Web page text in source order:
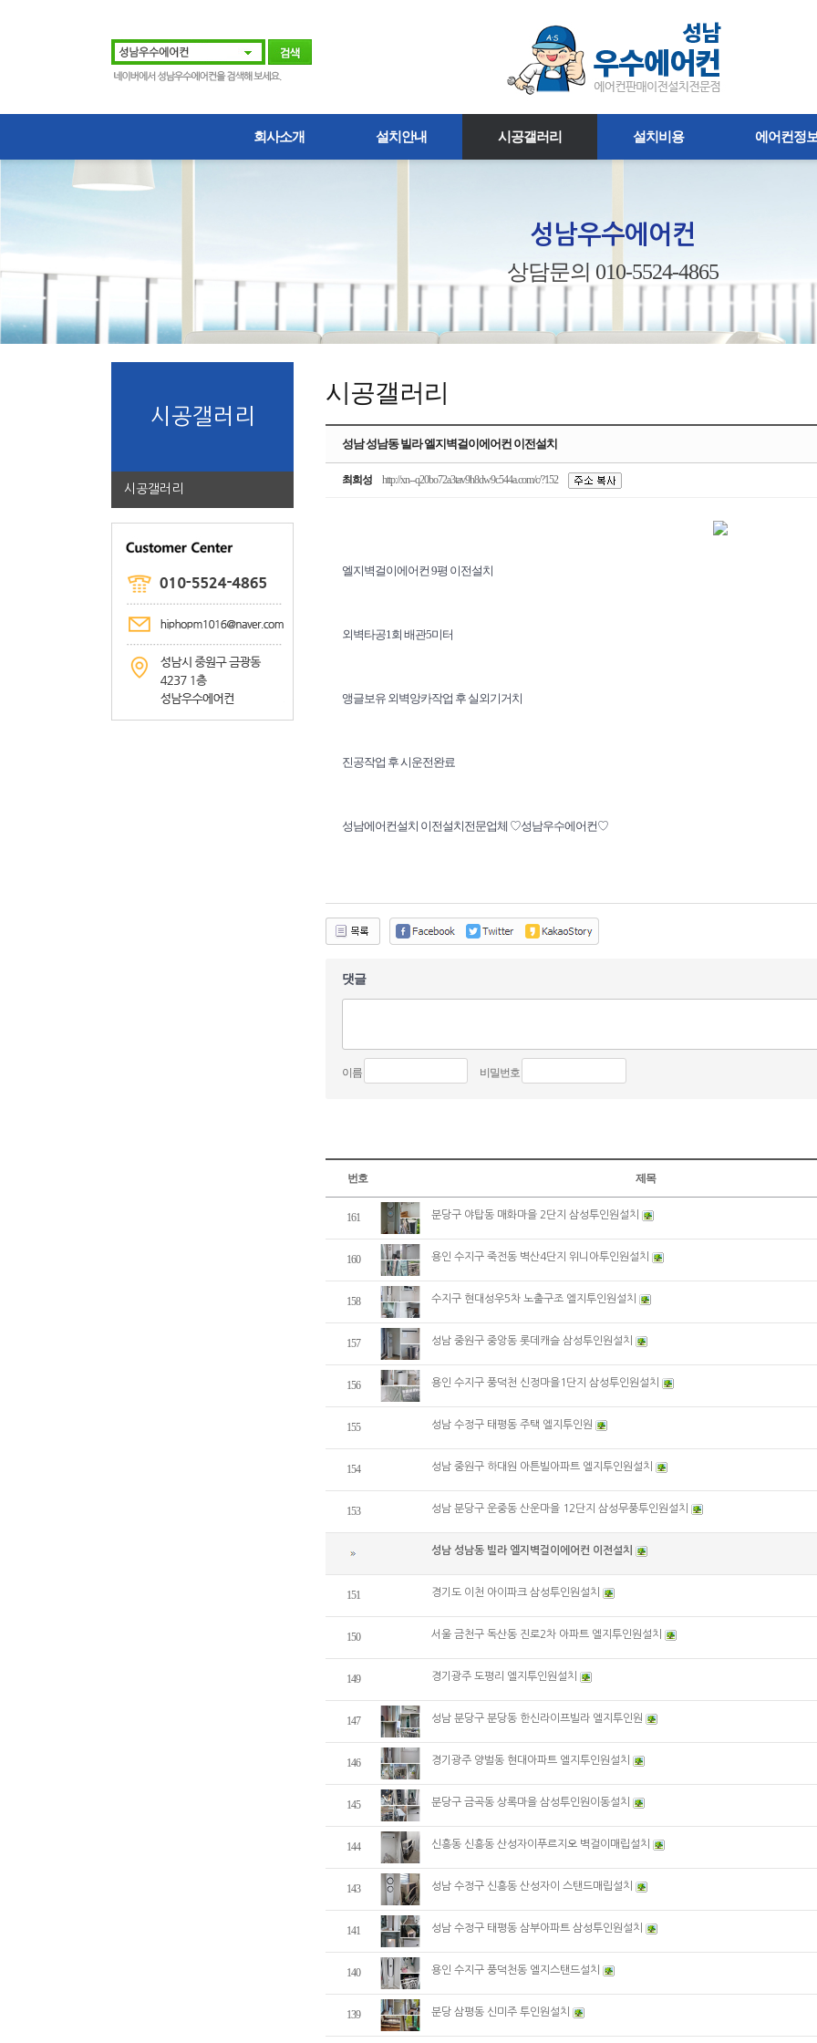
회사소개 설치안내 시공갤러리 설치비용 에어컨정보
성남우수에어컨
상담문의 010-5524-4865
시공갤러리
시공갤러리
시공갤러리
성남 성남동 빌라 엘지벽걸이에어컨 이전설치
최희성http://xn--q20bo72a3tav9h8dw9c544a.com/c/?152
엘지벽걸이에어컨 9평 이전설치
외벽타공1회 배관5미터
앵글보유 외벽앙카작업 후 실외기거치
진공작업 후 시운전완료
성남에어컨설치 이전설치전문업체 ♡성남우수에어컨♡
댓글
이름 비밀번호
번호 제목
161 분당구 야탑동 매화마을 2단지 삼성투인원설치
160 용인 수지구 죽전동 벽산4단지 위니아투인원설치
158 수지구 현대성우5차 노출구조 엘지투인원설치
157 성남 중원구 중앙동 롯데캐슬 삼성투인원설치
156 용인 수지구 풍덕천 신정마을1단지 삼성투인원설치
155 성남 수정구 태평동 주택 엘지투인원
154 성남 중원구 하대원 아튼빌아파트 엘지투인원설치
153 성남 분당구 운중동 산운마을 12단지 삼성무풍투인원설치
성남 성남동 빌라 엘지벽걸이에어컨 이전설치
151 경기도 이천 아이파크 삼성투인원설치
150 서울 금천구 독산동 진로2차 아파트 엘지투인원설치
149 경기광주 도평리 엘지투인원설치
147 성남 분당구 분당동 한신라이프빌라 엘지투인원
146 경기광주 양벌동 현대아파트 엘지투인원설치
145 분당구 금곡동 상록마을 삼성투인원이동설치
144 신흥동 신흥동 산성자이푸르지오 벽걸이매립설치
143 성남 수정구 신흥동 산성자이 스탠드매립설치
141 성남 수정구 태평동 삼부아파트 삼성투인원설치
140 용인 수지구 풍덕천동 엘지스탠드설치
139 분당 삼평동 신미주 투인원설치